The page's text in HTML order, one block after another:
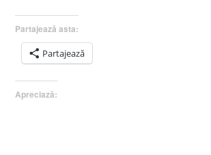
Partajează asta:
Partajează
Apreciază: